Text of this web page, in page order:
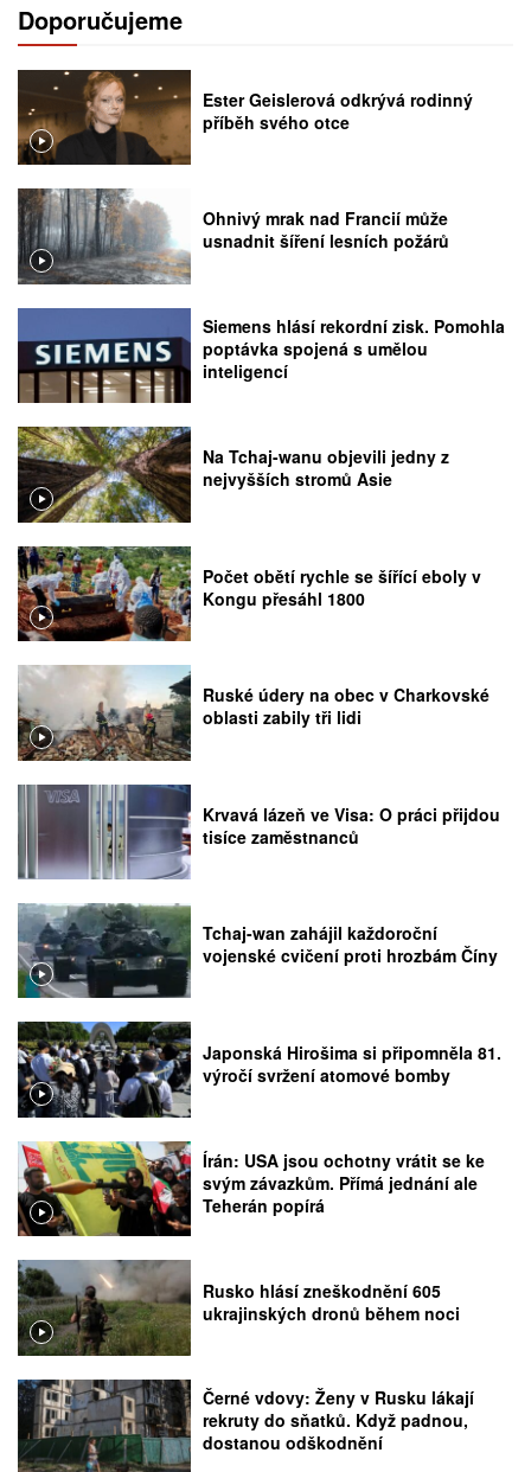
Doporučujeme
Ester Geislerová odkrývá rodinný
příběh svého otce
Ohnivý mrak nad Francií může
usnadnit šíření lesních požárů
Siemens hlásí rekordní zisk. Pomohla
poptávka spojená s umělou
inteligencí
Na Tchaj-wanu objevili jedny z
nejvyšších stromů Asie
Počet obětí rychle se šířící eboly v
Kongu přesáhl 1800
Ruské údery na obec v Charkovské
oblasti zabily tři lidi
Krvavá lázeň ve Visa: O práci přijdou
tisíce zaměstnanců
Tchaj-wan zahájil každoroční
vojenské cvičení proti hrozbám Číny
Japonská Hirošima si připomněla 81.
výročí svržení atomové bomby
Írán: USA jsou ochotny vrátit se ke
svým závazkům. Přímá jednání ale
Teherán popírá
Rusko hlásí zneškodnění 605
ukrajinských dronů během noci
Černé vdovy: Ženy v Rusku lákají
rekruty do sňatků. Když padnou,
dostanou odškodnění